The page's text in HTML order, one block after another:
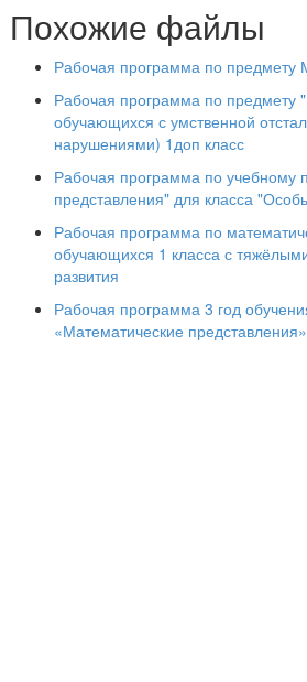
Содержание программы по
дифференцированный подход к
нагрузки обучающихся,
пешное продвижение в
Реализация программы рассчитана
Математика. 1 класс Учебник
образовательных учреждений
«Просвещение», 2017,?
2. Общая характеристика учебного
особое внимание обращается на
умений и навыков, которые
Похожие файлы
Рабочая программа по предмету
Рабочая программа по предмету
обучающихся с умственной
нарушениями) 1доп класс
Рабочая программа по учебному
представления" для класса
Рабочая программа по
обучающихся 1 класса с
развития
Рабочая программа 3 год
«Математические